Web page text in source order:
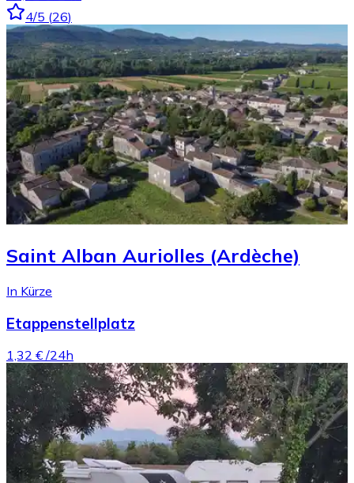
4/5 (26)
Saint Alban Auriolles (Ardèche)
In Kürze
Etappenstellplatz
1,32 € /24h